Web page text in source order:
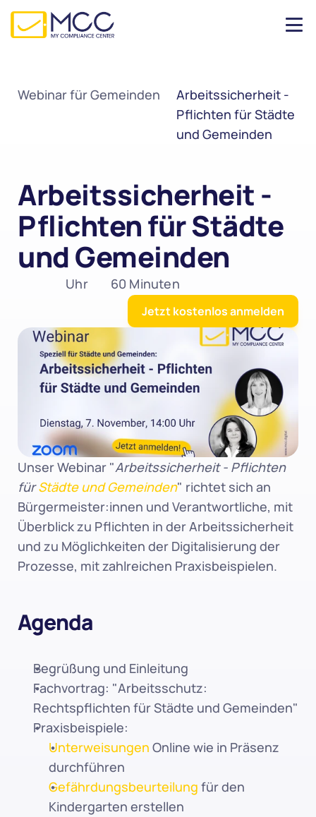
Webinar für Gemeinden
Arbeitssicherheit -
Pflichten für Städte
und Gemeinden
Arbeitssicherheit -
Pflichten für Städte
und Gemeinden
Uhr 60 Minuten
Jetzt kostenlos anmelden
Unser Webinar "Arbeitssicherheit - Pflichten
für Städte und Gemeinden" richtet sich an
Bürgermeister:innen und Verantwortliche, mit
Überblick zu Pflichten in der Arbeitssicherheit
und zu Möglichkeiten der Digitalisierung der
Prozesse, mit zahlreichen Praxisbeispielen.
Agenda
Begrüßung und Einleitung
Fachvortrag: "Arbeitsschutz:
Rechtspflichten für Städte und Gemeinden"
Praxisbeispiele:
Unterweisungen Online wie in Präsenz
durchführen
Gefährdungsbeurteilung für den
Kindergarten erstellen